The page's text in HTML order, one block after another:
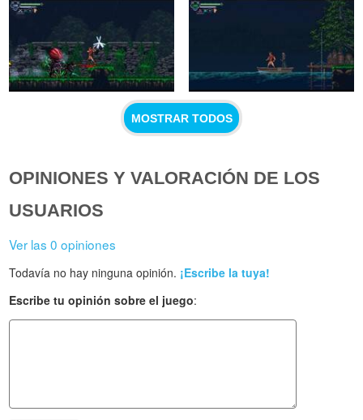
MOSTRAR TODOS
OPINIONES Y VALORACIÓN DE LOS
USUARIOS
Ver las 0 opiniones
Todavía no hay ninguna opinión. ¡Escribe la tuya!
Escribe tu opinión sobre el juego: